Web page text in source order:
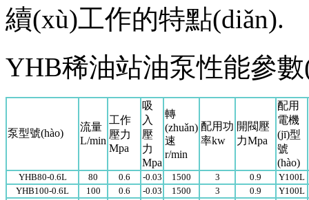
續(xù)工作的特點(diǎn).
YHB稀油站油泵性能參數
泵型號(hào)
流量
L/min
工作
壓力
Mpa
吸
入
壓
力
Mpa
轉
(zhuǎn)
速
r/min
配用功
率kw
開閥壓
力Mpa
配用
電機
(jī)型
號
(hào)
YHB80-0.6L 80 0.6 -0.03 1500 3 0.9
Y100L
YHB100-0.6L
100 0.6 -0.03 1500 3 0.9
Y100L